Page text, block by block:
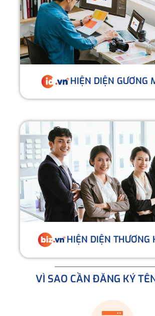
HIỆN DIỆN GƯƠNG
HIỆN DIỆN THƯƠNG
VÌ SAO CẦN ĐĂNG KÝ